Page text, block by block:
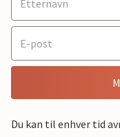
Du kan til enhver tid